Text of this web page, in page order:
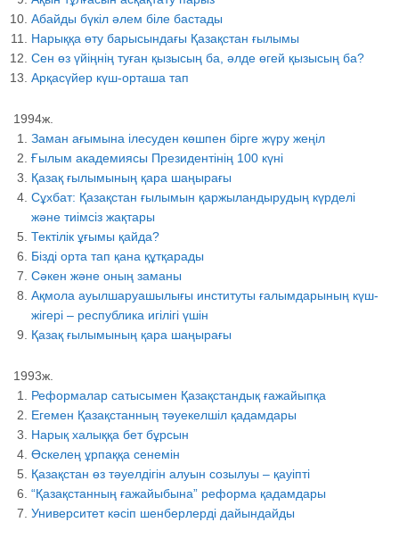
Абайды бүкіл әлем біле бастады
Нарыққа өту барысындағы Қазақстан ғылымы
Сен өз үйіңнің туған қызысың ба, әлде өгей қызысың ба?
Арқасүйер күш-орташа тап
1994ж.
Заман ағымына ілесуден көшпен бірге жүру жеңіл
Ғылым академиясы Президентінің 100 күні
Қазақ ғылымының қара шаңырағы
Сұхбат: Қазақстан ғылымын қаржыландырудың күрделі
және тиімсіз жақтары
Тектілік ұғымы қайда?
Бізді орта тап қана құтқарады
Сәкен және оның заманы
Ақмола ауылшаруашылығы институты ғалымдарының күш-
жігері – республика игілігі үшін
Қазақ ғылымының қара шаңырағы
1993ж.
Реформалар сатысымен Қазақстандық ғажайыпқа
Егемен Қазақстанның тәуекелшіл қадамдары
Нарық халыққа бет бұрсын
Өскелең ұрпаққа сенемін
Қазақстан өз тәуелдігін алуын созылуы – қауіпті
“Қазақстанның ғажайыбына” реформа қадамдары
Университет кәсіп шенберлерді дайындайды